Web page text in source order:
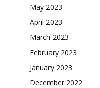
May 2023
April 2023
March 2023
February 2023
January 2023
December 2022